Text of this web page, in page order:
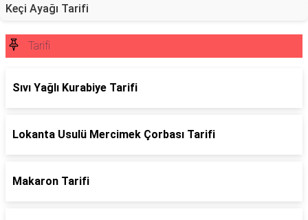
Keçi Ayağı Tarifi
Tarifi
Sıvı Yağlı Kurabiye Tarifi
Lokanta Usulü Mercimek Çorbası Tarifi
Makaron Tarifi